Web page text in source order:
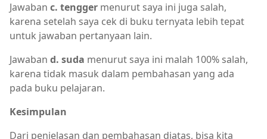
Jawaban c. tengger menurut saya ini juga salah,
karena setelah saya cek di buku ternyata lebih tepat
untuk jawaban pertanyaan lain.
Jawaban d. suda menurut saya ini malah 100% salah,
karena tidak masuk dalam pembahasan yang ada
pada buku pelajaran.
Kesimpulan
Dari penjelasan dan pembahasan diatas, bisa kita